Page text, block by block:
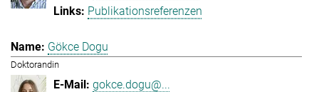
Publikationsreferenzen
Gökce Dogu
Doktorandin
gokce.dogu@...